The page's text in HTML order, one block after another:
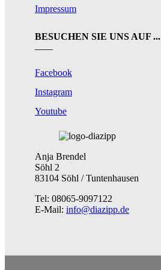
Impressum
BESUCHEN SIE UNS AUF ...
Facebook
Instagram
Youtube
Anja Brendel
Söhl 2
83104 Söhl / Tuntenhausen
Tel: 08065-9097122
E-Mail: info@diazipp.de